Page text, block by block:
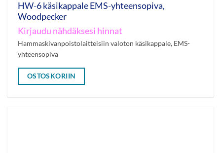
HW-6 käsikappale EMS-yhteensopiva,
Woodpecker
Kirjaudu nähdäksesi hinnat
Hammaskivanpoistolaitteisiin valoton käsikappale, EMS-
yhteensopiva
OSTOSKORIIN